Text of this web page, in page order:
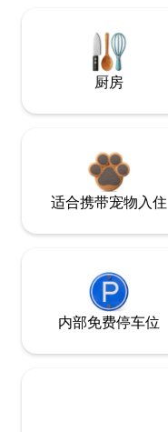
厨房
适合携带宠物入住
内部免费停车位